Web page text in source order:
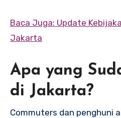
Baca Juga: Update
Jakarta
Apa yang
di Jakarta?
Commuters dan penghuni